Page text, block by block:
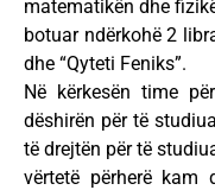
matematikën dhe
botuar ndërkohë 2
dhe “Qyteti Feniks”.
Në kërkesën time
dëshirën për të
të drejtën për të
vërtetë përherë kam